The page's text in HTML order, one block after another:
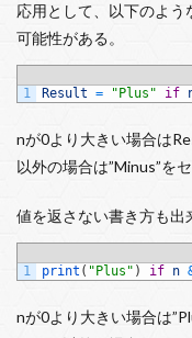
応用として、以下のよ
可能性がある。
1 Result = "Plus" if
nが0より大きい場合は
以外の場合は”Minus”をセ
値を返さない書き方も出
1 print ( "Plus" ) if n
nが0より大きい場合は
実行時バインディン
個人
ワイルドカード
msoFileDialogOpen
FileSystemObject
CreateObject
Power Platform